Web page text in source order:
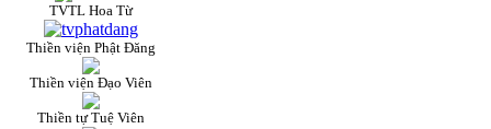
TVTL Hoa Từ
Thiền viện Phật Đăng
Thiền viện Đạo Viên
Thiền tự Tuệ Viên